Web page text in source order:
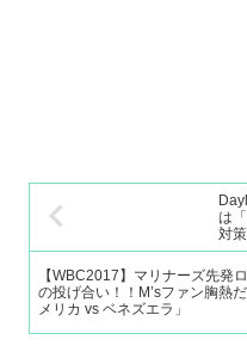
は
対
【WBC2017】マリナーズ先発
の投げ合い！！M’sファン胸熱
メリカ vs ベネズエラ」